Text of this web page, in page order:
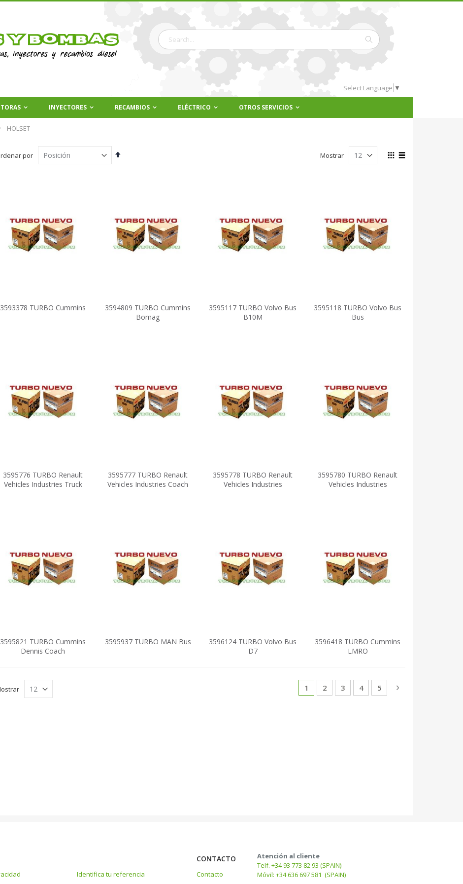
Buscar
Buscar
Select Language ▼
INYECTORES RECAMBIOS ELÉCTRICO OTROS SERVICIOS
HOLSET
por
Fijar
Ver
Mostrar
3593378 TURBO Cummins
3594809 TURBO Cummins
Bomag
3595117 TURBO Volvo Bus
B10M
3595118 TURBO Volvo Bus
Bus
3595776 TURBO Renault
Vehicles Industries Truck
3595777 TURBO Renault
Vehicles Industries Coach
3595778 TURBO Renault
Vehicles Industries
3595780 TURBO Renault
Vehicles Industries
3595821 TURBO Cummins
Dennis Coach
3595937 TURBO MAN Bus
3596124 TURBO Volvo Bus
D7
3596418 TURBO Cummins
LMRO
Página
Actualmente estás leyendo página
1 Página
2 Página
3 Página
4 Página
5 Página
Siguiente
Identifica tu referencia
CONTACTO
Contacto
Atención al cliente
Telf. +34 93 773 82 93 (SPAIN)
Móvil: +34 636 697 581 (SPAIN)